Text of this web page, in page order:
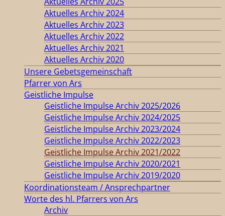
Aktuelles Archiv 2024
Aktuelles Archiv 2023
Aktuelles Archiv 2022
Aktuelles Archiv 2021
Aktuelles Archiv 2020
Unsere Gebetsgemeinschaft
Pfarrer von Ars
Geistliche Impulse
Geistliche Impulse Archiv 2025/2026
Geistliche Impulse Archiv 2024/2025
Geistliche Impulse Archiv 2023/2024
Geistliche Impulse Archiv 2022/2023
Geistliche Impulse Archiv 2021/2022
Geistliche Impulse Archiv 2020/2021
Geistliche Impulse Archiv 2019/2020
Koordinationsteam / Ansprechpartner
Worte des hl. Pfarrers von Ars
Archiv